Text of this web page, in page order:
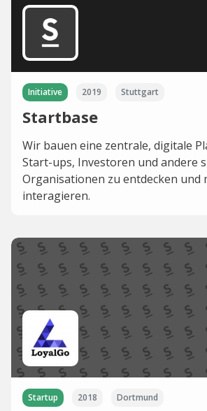
Initiative 2019 Stuttgart
Startbase
Wir bauen eine zentrale, digitale
Start-ups, Investoren und andere
Organisationen zu entdecken und
interagieren.
Startup 2018 Dortmund